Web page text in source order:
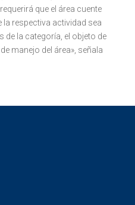
que el área cuente
la respectiva actividad sea
la categoría, el objeto de
manejo del área», señala